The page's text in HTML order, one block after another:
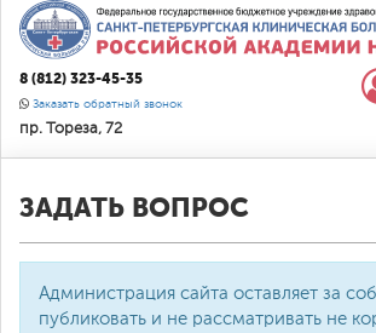
Размер шрифта: A A
Цвет:
О доступной среде
8 (812) 323-45-35
Заказать обратный звонок
пр. Тореза, 72
ЗАДАТЬ ВОПРОС
Администрация сайта оставляет за
публиковать и не рассматривать не